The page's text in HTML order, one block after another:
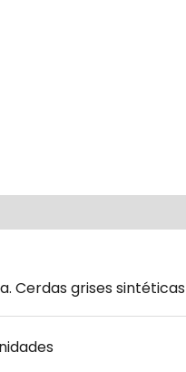
Cerdas grises